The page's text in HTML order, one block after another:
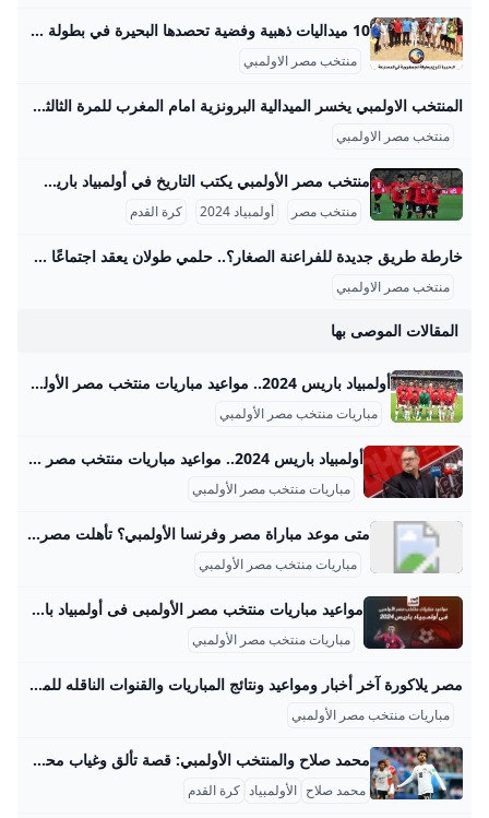
10 ميداليات ذهبية وفضية تحصدها البحيرة في بطولة الجمهورية للمصارعة الشاطئية البحيرة تتوج ببطولة الجمهورية في المصارعة الشاطئية وتحصد ١٠ ميداليات ذهبية وفضية البحيرة تتوج ببطولة الجمهورية في المصارعة الشاطئية وتحصد ١٠ ميداليات ذهبية وفضية البحيرة تتوج ببطولة الجمهورية في المصارعة الشاطئية وتحصد ١٠ ميداليات ذهبية وفضية البحيرة تتوج ببطولة الجمهورية في المصارعة الشاطئية وتحصد ١٠ البحيرة - راندا عبد العزيز الأحد 24/أغسطس/2025 - 08:18 م 8/24/2025 8:18:07 PM تحت رعاية الدكتورة جاكلين عازر، محافظ البحيرة، حقق لاعبو المشروع القومي للموهبة والبطل الأولمبي إنجازًا رياضيًا جديدًا يضاف إلى سجل بطولات المحافظة، حيث نجحوا في انتزاع صدارة الترتيب العام ببطولة الجمهورية للمصارعة الشاطئية، التي أقيمت بمدينة رأس البر، محققين المركز الأول على مستوى فئتي 20 سنة والكبار، ليؤكدوا بذلك مكانة البحيرة كواحدة من أبرز مصانع الأبطال في مصر.
منتخب مصر الاولمبي
المنتخب الاولمبي يخسر الميدالية البرونزية امام المغرب للمرة الثالثة في تاريخه - محتوى بلس في 8 أغسطس 2024، حقق منتخب المغرب الميدالية البرونزية لكرة القدم بعد الفوز على منتخب مصر بنتيجة 6-0 في مباراة تحديد المركز الثالث. أُقيمت المباراة على ملعب لا Byسهر محمودUpdated on
منتخب مصر الاولمبي
منتخب مصر الأولمبي يكتب التاريخ في أولمبياد باريس 2024 منتخب مصر الأولمبي لكرة القدم يعد من أعرق المنتخبات في تاريخ كرة القدم الأولمبية خارج أوروبا، حيث بدأ مشواره في أولمبياد 1920 بأنتويرب، بلجيكا، وكان ذلك أول ظهور رسمي للفراعنة خسر فيه الفريق أمام إيطاليا 2-1. بعد ذلك، حقق المنتخب المصري تقدمًا ملحوظًا في نسخة باريس 1924 حيث وصل إلى ربع النهائي لأول مرة، بعد فوزه على المجر 3-0، مما شكّل بداية قوية في بطولات الأولمبياد. في أولمبياد أمستردام 1928 كان المنتخب المصري واحدًا من أبرز الفرق حيث حقق المركز الرابع بعد فوزه على تركيا 7-1 والبرتغال 2-1، لكنه خسر في نصف النهائي أمام الأرجنتين 6-0، ومن ثم مُني بهزيمة ثقيلة أمام إيطاليا 11-3 في مباراة تحديد المركز الثالث.
منتخب مصر أولمبياد 2024 كرة القدم
خارطة طريق جديدة للفراعنة الصغار؟.. حلمي طولان يعقد اجتماعًا مصيريًا مع الجهاز الفني لمنتخب مصر الأولمبي – جريدة مانشيت عقد الجهاز الفني لمنتخب مصر تحت 23 سنة اجتماعًا اليوم برئاسة حلمي طولان، لمناقشة كافة الترتيبات الفنية والإدارية والطبية الخاصة بالمعسكر المقبل. يأتي هذا اقرأ أيضًا:رقم تاريخي.. محمد صلاح أول لاعب في البريميرليج يسجل 10 أهداف بالجولة الافتتاحية مباريات ودية حاسمة أمام تونس وتوقيتات المعسكر من المقرر أن يقام المعسكر التدريبي خلال فترة الأجندة الدولية، التي تمتد من الأول وحتى التاسع من شهر سبتمبر المقبل. ويتخلل هذا المعسكر مباراتان وديتان قويتان أمام منتخب تونس الشقيق، حيث ستقام المواجهتان يومي السادس والتاسع من سبتمبر، وذلك على أرضية استاد هيئة قناة السويس.
منتخب مصر الاولمبي
المقالات الموصى بها
أولمبياد باريس 2024.. مواعيد مباريات منتخب مصر الأولمبي والقنوات الناقلة - الأسبوع يبحث العديد من جماهير الكرة المصرية والمتابعين للمنتخب الوطني الأولمبي عن مواعيد مباريات منتخب مصر الاولمبي في أولمبياد باريس 2024، والتي تعتبر تعد أهم المشاركات للمنتخبات المصرية في البطولات الكبري،… السبت, 20 يوليو, 2024 - 5:33 م منتخب مصر الأولمبي مازن شبانة يبحث العديد من جماهير الكرة المصرية والمتابعين للمنتخب الوطني الأولمبي عن مواعيد مباريات منتخب مصر الاولمبي في أولمبياد باريس 2024، والتي تعتبر تعد أهم المشاركات للمنتخبات المصرية في البطولات الكبري، وهي المشاركة الثانية توالياً للمنتخب الأولمبي المصري في الأولمبياد بعد المشاركة المشرفة للأولمبياد السابقة.
مباريات منتخب مصر الأولمبي
أولمبياد باريس 2024.. مواعيد مباريات منتخب مصر بعد التعادل مع الدومينكان - اليوم السابع يخوض منتخب مصر الأولمبي مرانه الأخير اليوم، الجمعة، استعدادا لمواجهة أوزباكستان، في الجولة الثانية من منافسات المجموعات الثالثة بأولمبياد باريس 2024. أولمبياد باريس 2024.. مواعيد مباريات منتخب مصر بعد التعادل مع الدومينكان الجمعة، 26 يوليو 2024 05:30 م ويتواجد منتخب مصر الأولمبي ضمن المجموعة الثالثة التي تضم كلا من: “إسبانيا، أوزباكستان والدومينيكان”. مواعيد مباريات مصر في الأولمبياد مصر × أوزبكستان.. السادسة مساء السبت 27 يوليو. مصر × إسبانيا.. الرابعة عصر مساء الثلاثاء 30 يوليو
مباريات منتخب مصر الأولمبي
متى موعد مباراة مصر وفرنسا الأولمبي؟ تأهلت مصر إلى الدور نصف النهائي من دورة الألعاب الأولمبية باريس 2024 بعد فوزها بركلات الترجيح 5-4 على باراجواي .Mar 21, 2025
مباريات منتخب مصر الأولمبي
مواعيد مباريات منتخب مصر الأولمبى فى أولمبياد باريس.. إنفوجراف - اليوم السابع يستعد منتخب مصر الأولمبي، بقيادة البرازيلي روجيرو ميكالي، للمشاركة فى منافسات أولمبياد باريس 2024، حيث يقع فى المجموعة الثالثة بجانب كل من إسبانيا وأوزبكستان والدومينيكان. مواعيد مباريات منتخب مصر الأولمبى فى أولمبياد باريس.. إنفوجراف الثلاثاء، 07 مايو 2024 03:00 م منتخب مصر الاوليمبى اخبار الرياضة أولمبياد باريس مواعيد مباريات منتخب مصر الأولمبي فى أولمبياد باريس 2024 مجموعات أولمبياد باريس 2024 مباريات منتخب مصر الأولمبي الإثنين، 06 مايو 2024 02:30 م
مباريات منتخب مصر الأولمبي
مصر يلاكورة آخر أخبار ومواعيد ونتائج المباريات والقنوات الناقله للمباريات وأخبار لاعبين …مصر مباريات الغدسنة التأسيس: 1924 رئيس الاتحاد :جمال علام الإستاد:ستاد القاهرة المزيد المزيد
مباريات منتخب مصر الأولمبي
محمد صلاح والمنتخب الأولمبي: قصة تألق وغياب محمد صلاح شارك في دورة الألعاب الأولمبية لندن 2012 مع المنتخب الأوليمبي المصري، وكان أحد أبرز نجوم المنتخب في تلك البطولة. حيث وقع المنتخب المصري في المجموعة الثالثة إلى جانب منتخبات البرازيل، وروسيا البيضاء، ونيوزيلندا. بدأ صلاح مشواره في البطولة بتسجيل هدف حاسم ضد منتخب البرازيل في المباراة التي انتهت بنتيجة 3-2 لصالح البرازيل، وهو الهدف الثاني الذي سجله بعد محمد أبو تريكة الذي سجل الأول. كما أحرز صلاح هدفًا في المباراة الثانية التي انتهت بالتعادل 1-1 مع نيوزيلندا، ثم سجل في المباراة الثالثة ضد روسيا البيضاء التي فاز فيها المنتخب المصري 3-1، معززًا بذلك تألقه بتسجيله هدفًا في كل مباريات دور المجموعات.
محمد صلاح الأولمبياد كرة القدم